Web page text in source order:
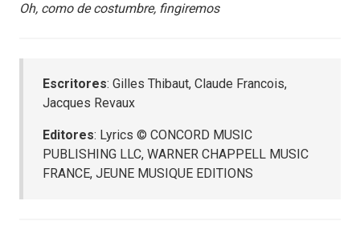
Oh, como de costumbre, fingiremos
Escritores: Gilles Thibaut, Claude Francois,
Jacques Revaux
Editores: Lyrics © CONCORD MUSIC
PUBLISHING LLC, WARNER CHAPPELL MUSIC
FRANCE, JEUNE MUSIQUE EDITIONS